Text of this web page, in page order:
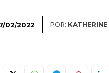
02/2022 POR: